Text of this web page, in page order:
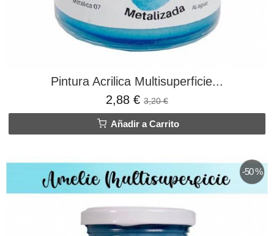
Pintura Acrilica Multisuperficie...
2,88 € 3,20 €
Añadir a Carrito
-50 %